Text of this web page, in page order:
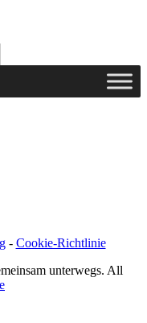
- Cookie-Richtlinie
unterwegs. All